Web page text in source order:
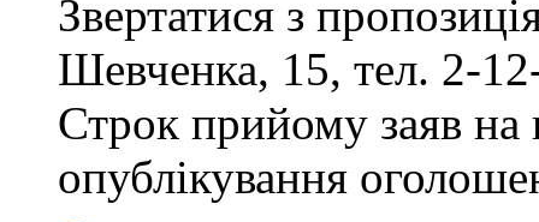
Звертатися з
Шевченка, 15, тел. 2-
Строк прийому заяв на
опублікування